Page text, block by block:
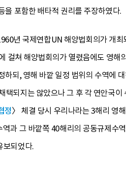
을 포함한 배타적 권리를 주장하였다.
년 국제연합UN 해양법회의가 개최
걸쳐 해양법회의가 열렸음에도 영해
되, 영해 바깥 일정 범위의 수역에
되지는 않았으나 그 후 각 연안국이
정〉 체결 당시 우리나라는 3해리 영
과 그 바깥쪽 40해리의 공동규제수
보되었다.